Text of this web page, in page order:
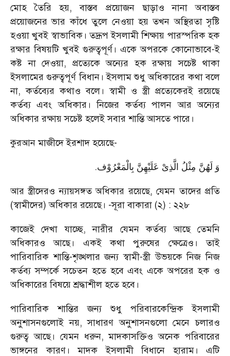
মোহ তৈরি হয়, বাস্তব প্রয়োজন ছাড়াও নানা অবাস্তব
প্রয়োজনের ভার কাঁধে তুলে নেওয়া হয় তখন অস্থিরতা সৃষ্টি
হওয়া খুবই স্বাভাবিক। তদ্রূপ ইসলামী শিক্ষায় পারস্পরিক হক
রক্ষার বিষয়টি খুবই গুরুত্বপূর্ণ। একে অপরকে কোনোভাবে-ই
কষ্ট না দেওয়া, প্রত্যেকে অন্যের হক রক্ষায় সচেষ্ট থাকা
ইসলামের গুরুত্বপূর্ণ বিধান। ইসলাম শুধু অধিকারের কথা বলে
না, কর্তব্যের কথাও বলে। স্বামী ও স্ত্রী প্রত্যেকেরই রয়েছে
কর্তব্য এবং অধিকার। নিজের কর্তব্য পালন আর অন্যের
অধিকার রক্ষায় সচেষ্ট হলেই সবার শান্তি আসতে পারে।
কুরআন মাজীদে ইরশাদ হয়েছে-
وَ لَهُنَّ مِثْلُ الَّذِیْ عَلَیْهِنَّ بِالْمَعْرُوْف.
আর স্ত্রীদেরও ন্যায়সঙ্গত অধিকার রয়েছে, যেমন তাদের প্রতি
(স্বামীদের) অধিকার রয়েছে। -সূরা বাকারা (২) : ২২৮
কাজেই দেখা যাচ্ছে, নারীর যেমন কর্তব্য আছে তেমনি
অধিকারও আছে। একই কথা পুরুষের ক্ষেত্রেও। তাই
পারিবারিক শান্তি-শৃঙ্খলার জন্য স্বামী-স্ত্রী উভয়কে নিজ নিজ
কর্তব্য সম্পর্কে সচেতন হতে হবে এবং একে অপরের হক ও
অধিকারের বিষয়ে শ্রদ্ধাশীল হতে হবে।
পারিবারিক শান্তির জন্য শুধু পরিবারকেন্দ্রিক ইসলামী
অনুশাসনগুলোই নয়, সাধারণ অনুশাসনগুলো মেনে চলারও
গুরুত্ব আছে। যেমন ধরুন, মাদকাসক্তিও অনেক পরিবারের
ভাঙ্গনের কারণ। মাদক ইসলামী বিধানে হারাম। এটি